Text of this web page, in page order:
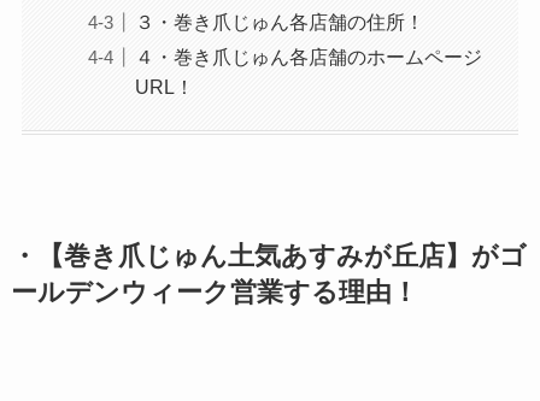
３・巻き爪じゅん各店舗の住所！
４・巻き爪じゅん各店舗のホームページ
URL！
・【巻き爪じゅん土気あすみが丘店】がゴ
ールデンウィーク営業する理由！